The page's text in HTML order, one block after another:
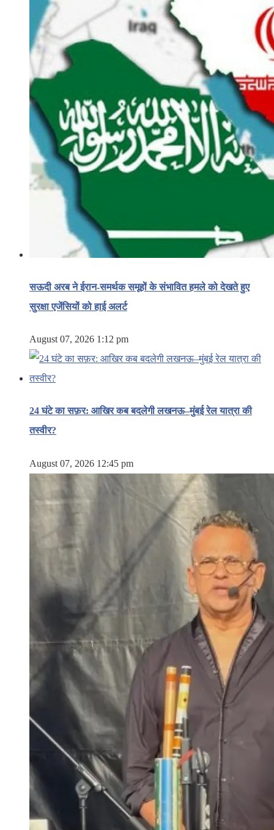
सऊदी अरब ने ईरान-समर्थक समूहों के संभावित हमले को देखते हुए
सुरक्षा एजेंसियों को हाई अलर्ट
August 07, 2026 1:12 pm
24 घंटे का सफ़र: आखिर कब बदलेगी लखनऊ–मुंबई रेल यात्रा की
तस्वीर?
August 07, 2026 12:45 pm